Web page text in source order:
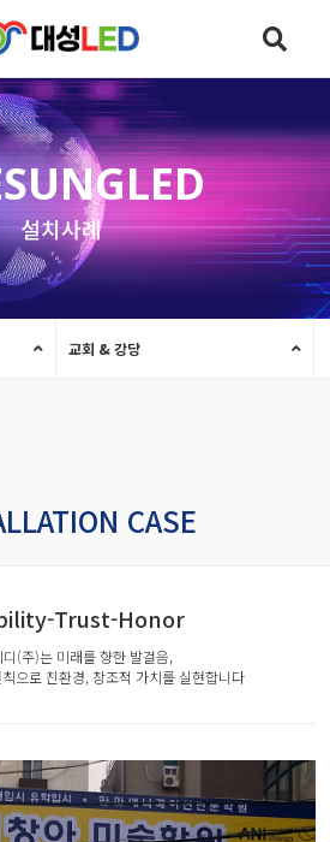
설치사례
교회 & 강당
CASE
Trust-Honor
디(주)는 미래를 향한 발걸음,
으로 친환경, 창조적 가치를 실현합니다